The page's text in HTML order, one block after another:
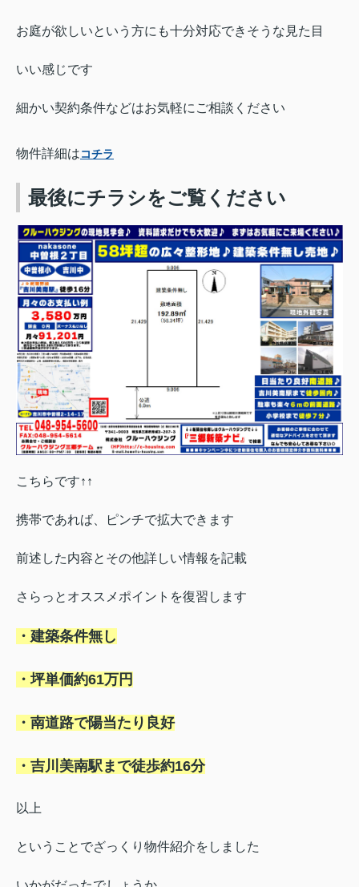
お庭が欲しいという方にも十分対応できそうな見た目
いい感じです
細かい契約条件などはお気軽にご相談ください
物件詳細はコチラ
最後にチラシをご覧ください
こちらです↑↑
携帯であれば、ピンチで拡大できます
前述した内容とその他詳しい情報を記載
さらっとオススメポイントを復習します
・建築条件無し
・坪単価約61万円
・南道路で陽当たり良好
・吉川美南駅まで徒歩約16分
以上
ということでざっくり物件紹介をしました